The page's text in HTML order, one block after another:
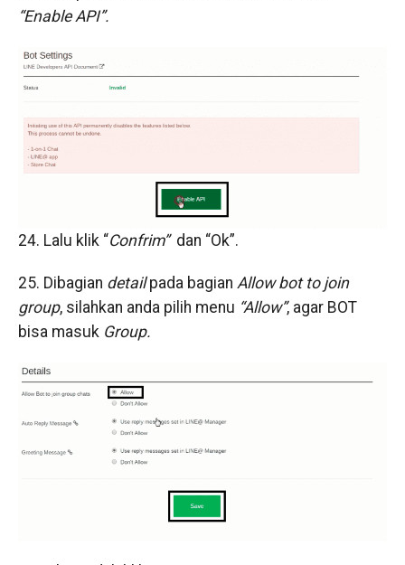
“Enable API”.
24. Lalu klik “Confrim” dan “Ok”.
25. Dibagian detailpada bagian Allow bot to join
group, silahkan anda pilih menu “Allow”, agar BOT
bisa masuk Group.